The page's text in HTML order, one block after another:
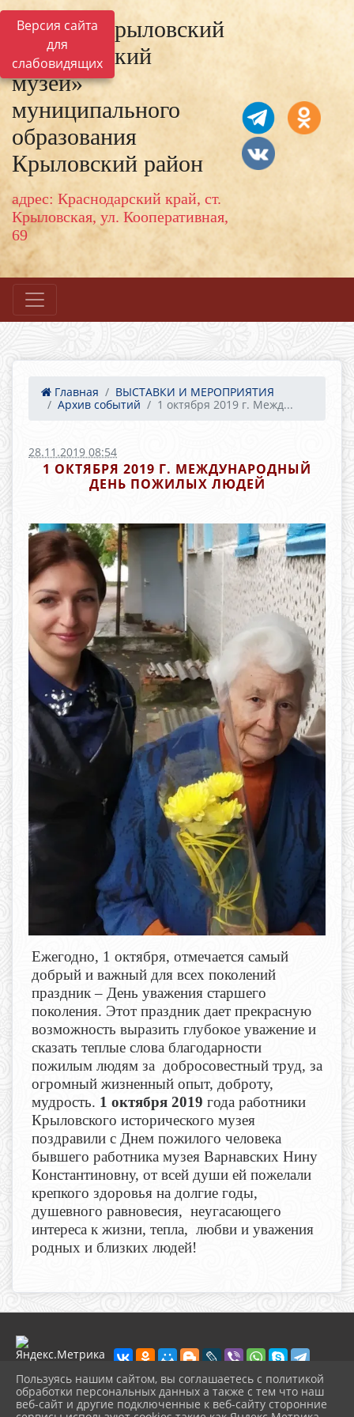
Версия сайта
для
слабовидящих
МКУК «Крыловский
исторический
музей»
муниципального
образования
Крыловский район
адрес: Краснодарский край, ст.
Крыловская, ул. Кооперативная,
69
Главная
ВЫСТАВКИ И МЕРОПРИЯТИЯ
Архив событий
1 октября 2019 г. Межд...
28.11.2019 08:54
1 ОКТЯБРЯ 2019 Г. МЕЖДУНАРОДНЫЙ
ДЕНЬ ПОЖИЛЫХ ЛЮДЕЙ
Ежегодно, 1 октября, отмечается самый
добрый и важный для всех поколений
праздник – День уважения старшего
поколения. Этот праздник дает прекрасную
возможность выразить глубокое уважение и
сказать теплые слова благодарности
пожилым людям за добросовестный труд, за
огромный жизненный опыт, доброту,
мудрость. 1 октября 2019 года работники
Крыловского исторического музея
поздравили с Днем пожилого человека
бывшего работника музея Варнавских Нину
Константиновну, от всей души ей пожелали
крепкого здоровья на долгие годы,
душевного равновесия, неугасающего
интереса к жизни, тепла, любви и уважения
родных и близких людей!
2026 г. muzeikim.ru
Пользуясь нашим сайтом, вы соглашаетесь с политикой
обработки персональных данных а также с тем что наш
веб-сайт и другие подключенные к веб-сайту сторонние